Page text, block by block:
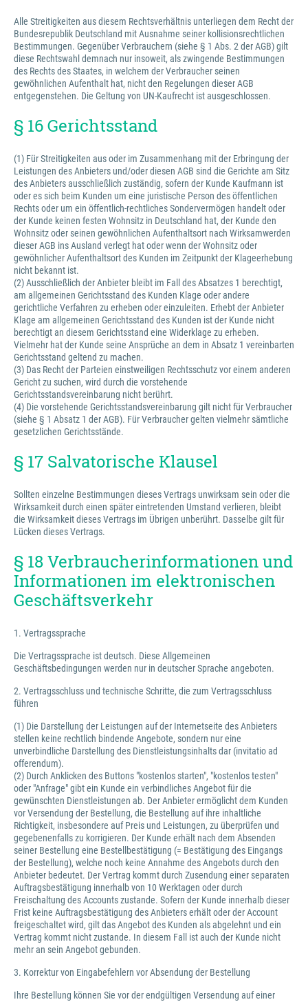
Alle Streitigkeiten aus diesem Rechtsverhältnis unterliegen dem Recht der
Bundesrepublik Deutschland mit Ausnahme seiner kollisionsrechtlichen
Bestimmungen. Gegenüber Verbrauchern (siehe § 1 Abs. 2 der AGB) gilt
diese Rechtswahl demnach nur insoweit, als zwingende Bestimmungen
des Rechts des Staates, in welchem der Verbraucher seinen
gewöhnlichen Aufenthalt hat, nicht den Regelungen dieser AGB
entgegenstehen. Die Geltung von UN-Kaufrecht ist ausgeschlossen.
§ 16 Gerichtsstand
(1) Für Streitigkeiten aus oder im Zusammenhang mit der Erbringung der
Leistungen des Anbieters und/oder diesen AGB sind die Gerichte am Sitz
des Anbieters ausschließlich zuständig, sofern der Kunde Kaufmann ist
oder es sich beim Kunden um eine juristische Person des öffentlichen
Rechts oder um ein öffentlich-rechtliches Sondervermögen handelt oder
der Kunde keinen festen Wohnsitz in Deutschland hat, der Kunde den
Wohnsitz oder seinen gewöhnlichen Aufenthaltsort nach Wirksamwerden
dieser AGB ins Ausland verlegt hat oder wenn der Wohnsitz oder
gewöhnlicher Aufenthaltsort des Kunden im Zeitpunkt der Klageerhebung
nicht bekannt ist.
(2) Ausschließlich der Anbieter bleibt im Fall des Absatzes 1 berechtigt,
am allgemeinen Gerichtsstand des Kunden Klage oder andere
gerichtliche Verfahren zu erheben oder einzuleiten. Erhebt der Anbieter
Klage am allgemeinen Gerichtsstand des Kunden ist der Kunde nicht
berechtigt an diesem Gerichtsstand eine Widerklage zu erheben.
Vielmehr hat der Kunde seine Ansprüche an dem in Absatz 1 vereinbarten
Gerichtsstand geltend zu machen.
(3) Das Recht der Parteien einstweiligen Rechtsschutz vor einem anderen
Gericht zu suchen, wird durch die vorstehende
Gerichtsstandsvereinbarung nicht berührt.
(4) Die vorstehende Gerichtsstandsvereinbarung gilt nicht für Verbraucher
(siehe § 1 Absatz 1 der AGB). Für Verbraucher gelten vielmehr sämtliche
gesetzlichen Gerichtsstände.
§ 17 Salvatorische Klausel
Sollten einzelne Bestimmungen dieses Vertrags unwirksam sein oder die
Wirksamkeit durch einen später eintretenden Umstand verlieren, bleibt
die Wirksamkeit dieses Vertrags im Übrigen unberührt. Dasselbe gilt für
Lücken dieses Vertrags.
§ 18 Verbraucherinformationen und
Informationen im elektronischen
Geschäftsverkehr
1. Vertragssprache
Die Vertragssprache ist deutsch. Diese Allgemeinen
Geschäftsbedingungen werden nur in deutscher Sprache angeboten.
2. Vertragsschluss und technische Schritte, die zum Vertragsschluss
führen
(1) Die Darstellung der Leistungen auf der Internetseite des Anbieters
stellen keine rechtlich bindende Angebote, sondern nur eine
unverbindliche Darstellung des Dienstleistungsinhalts dar (invitatio ad
offerendum).
(2) Durch Anklicken des Buttons "kostenlos starten", "kostenlos testen"
oder "Anfrage" gibt ein Kunde ein verbindliches Angebot für die
gewünschten Dienstleistungen ab. Der Anbieter ermöglicht dem Kunden
vor Versendung der Bestellung, die Bestellung auf ihre inhaltliche
Richtigkeit, insbesondere auf Preis und Leistungen, zu überprüfen und
gegebenenfalls zu korrigieren. Der Kunde erhält nach dem Absenden
seiner Bestellung eine Bestellbestätigung (= Bestätigung des Eingangs
der Bestellung), welche noch keine Annahme des Angebots durch den
Anbieter bedeutet. Der Vertrag kommt durch Zusendung einer separaten
Auftragsbestätigung innerhalb von 10 Werktagen oder durch
Freischaltung des Accounts zustande. Sofern der Kunde innerhalb dieser
Frist keine Auftragsbestätigung des Anbieters erhält oder der Account
freigeschaltet wird, gilt das Angebot des Kunden als abgelehnt und ein
Vertrag kommt nicht zustande. In diesem Fall ist auch der Kunde nicht
mehr an sein Angebot gebunden.
3. Korrektur von Eingabefehlern vor Absendung der Bestellung
Ihre Bestellung können Sie vor der endgültigen Versendung auf einer